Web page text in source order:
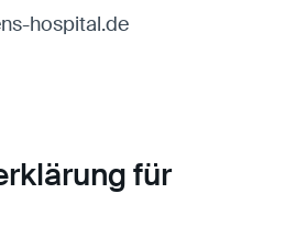
hospital.de
für